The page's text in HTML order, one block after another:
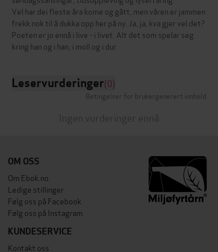
Vel har dei fleste åra kome og gått, men våren er jammen
frekk nok til å dukka opp her på ny. Ja, ja, kva gjer vel det?
Poeten er jo ennå i live - i livet. Alt det som spelar seg
Leservurderinger(0)
Betingelser for brukergenerert innhold
Ingen vurderinger ennå
OM OSS
Om Ebok.no
Ledige stillinger
Følg oss på Facebook
Følg oss på Instagram
KUNDESERVICE
Kontakt oss